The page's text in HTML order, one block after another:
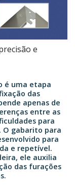
e
é uma etapa
das
apenas de
entre as
para
O gabarito para
para
e repetível.
ele auxilia
das furações